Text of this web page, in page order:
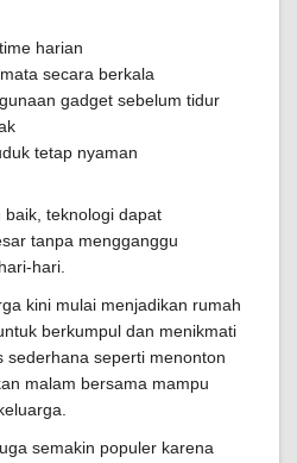
harian
secara berkala
gadget sebelum tidur
tetap nyaman
teknologi dapat
tanpa mengganggu
hari.
kini mulai menjadikan rumah
berkumpul dan menikmati
sederhana seperti menonton
malam bersama mampu
semakin populer karena